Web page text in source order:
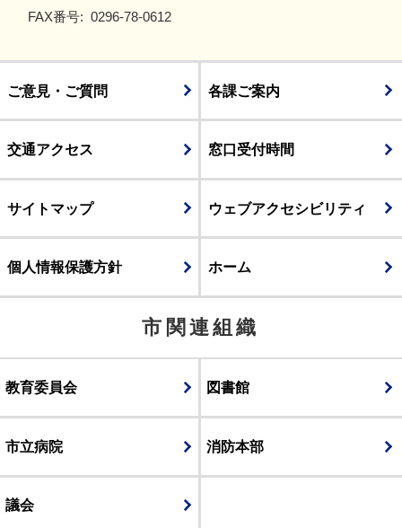
FAX番号: 0296-78-0612
ご意見・ご質問 各課ご案内
交通アクセス 窓口受付時間
サイトマップ ウェブアクセシビリティ
個人情報保護方針 ホーム
市関連組織
教育委員会 図書館
市立病院 消防本部
議会